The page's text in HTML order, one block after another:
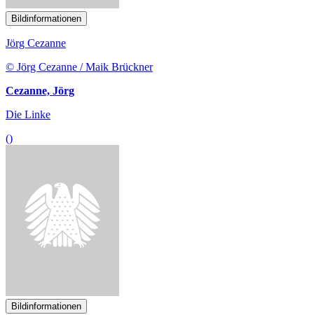
© Jörg Cezanne / Maik Brückner
Cezanne, Jörg
Die Linke
()
© Stefan Kaminski